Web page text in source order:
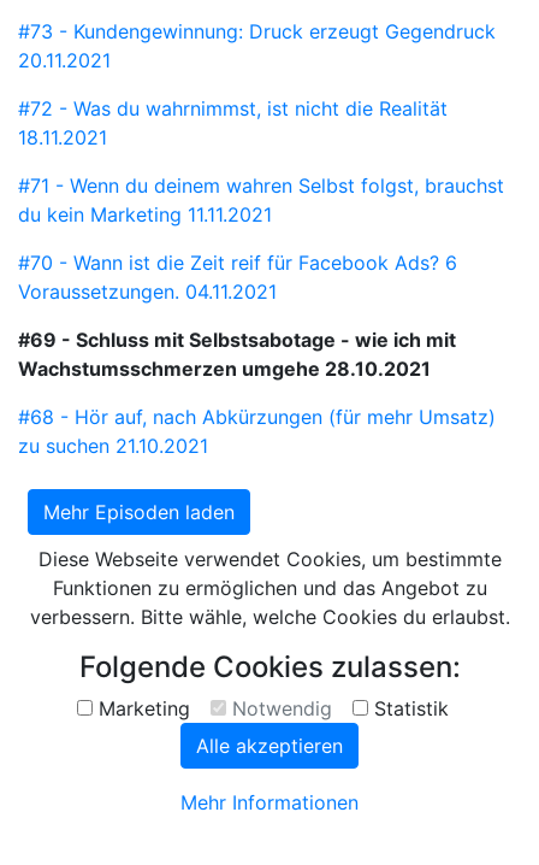
#73 - Kundengewinnung: Druck erzeugt Gegendruck
20.11.2021
#72 - Was du wahrnimmst, ist nicht die Realität
18.11.2021
#71 - Wenn du deinem wahren Selbst folgst, brauchst
du kein Marketing 11.11.2021
#70 - Wann ist die Zeit reif für Facebook Ads? 6
Voraussetzungen. 04.11.2021
#69 - Schluss mit Selbstsabotage - wie ich mit
Wachstumsschmerzen umgehe 28.10.2021
#68 - Hör auf, nach Abkürzungen (für mehr Umsatz)
zu suchen 21.10.2021
Mehr Episoden laden
Diese Webseite verwendet Cookies, um bestimmte
Funktionen zu ermöglichen und das Angebot zu
verbessern. Bitte wähle, welche Cookies du erlaubst.
Folgende Cookies zulassen:
Marketing Notwendig
Statistik
Alle akzeptieren
Mehr Informationen